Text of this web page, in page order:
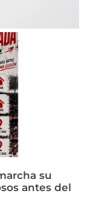
su
antes del